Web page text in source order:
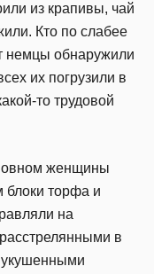
из крапивы, чай
Кто по слабее
немцы обнаружили
их погрузили в
то трудовой
женщины
блоки торфа и
на
в
укушенными